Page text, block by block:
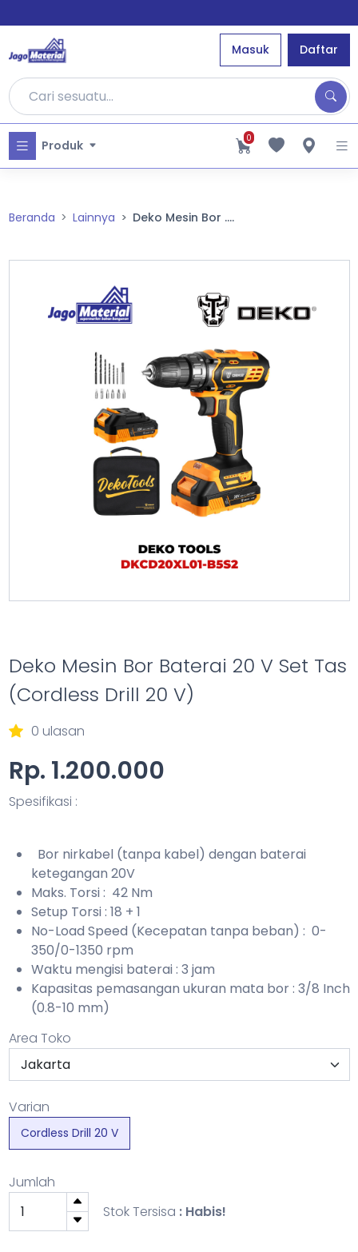
Masuk Daftar
Produk 0
Beranda Lainnya Deko Mesin Bor ....
Deko Mesin Bor Baterai 20 V Set Tas
(Cordless Drill 20 V)
0 ulasan
Rp. 1.200.000
Spesifikasi :
Bor nirkabel (tanpa kabel) dengan baterai
ketegangan 20V
Maks. Torsi : 42 Nm
Setup Torsi : 18 + 1
No-Load Speed (Kecepatan tanpa beban) : 0-
350/0-1350 rpm
Waktu mengisi baterai : 3 jam
Kapasitas pemasangan ukuran mata bor : 3/8 Inch
(0.8-10 mm)
Area Toko
Varian
Cordless Drill 20 V
Jumlah
Stok Tersisa : Habis!